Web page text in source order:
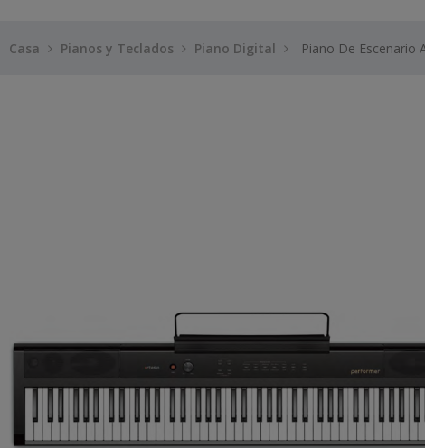
Casa Pianos y Teclados Piano Digital Piano De Escenario